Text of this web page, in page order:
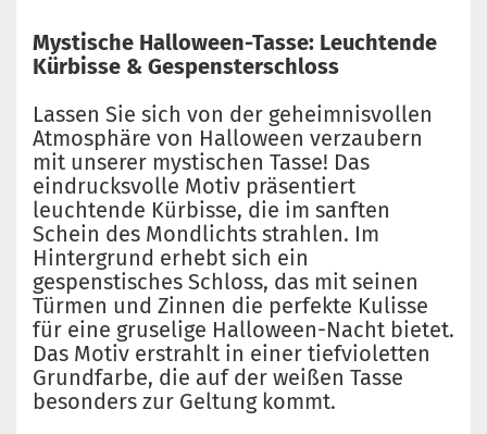
Mystische Halloween-Tasse: Leuchtende
Kürbisse & Gespensterschloss
Lassen Sie sich von der geheimnisvollen
Atmosphäre von Halloween verzaubern
mit unserer mystischen Tasse! Das
eindrucksvolle Motiv präsentiert
leuchtende Kürbisse, die im sanften
Schein des Mondlichts strahlen. Im
Hintergrund erhebt sich ein
gespenstisches Schloss, das mit seinen
Türmen und Zinnen die perfekte Kulisse
für eine gruselige Halloween-Nacht bietet.
Das Motiv erstrahlt in einer tiefvioletten
Grundfarbe, die auf der weißen Tasse
besonders zur Geltung kommt.